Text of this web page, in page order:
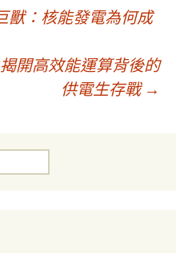
獸：核能發電為何成
開高效能運算背後的
供電生存戰 →